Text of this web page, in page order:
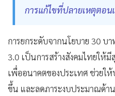
การแก้ไขที่ปลายเหตุตอน
การยกระดับจากนโยบาย 30 บ
3.0 เป็นการสร้างสังคมไทยให้
เพื่ออนาคตของประเทศ ช่วย
ขึ้น และลดภาระงบประมาณด้า